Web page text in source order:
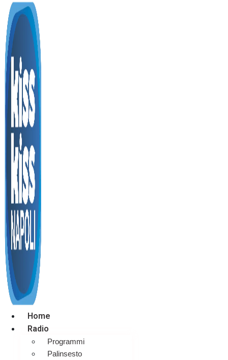
Home
Radio
Programmi
Palinsesto